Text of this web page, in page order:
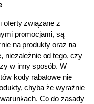
oferty związane z
promocjami, są
na produkty oraz na
niezależnie od tego, czy
w inny sposób. W
kody rabatowe nie
chyba że wyraźnie
Co do zasady